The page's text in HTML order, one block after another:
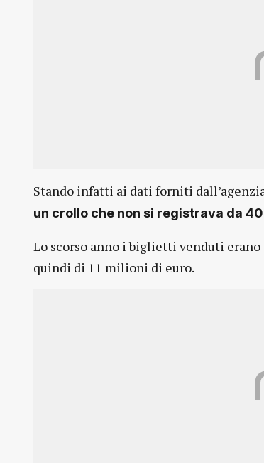
Stando infatti ai dati forniti
un crollo che non si registrava da
Lo scorso anno i biglietti venduti
quindi di 11 milioni di euro.